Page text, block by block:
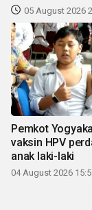
05 August 2026
Pemkot
vaksin HPV
anak laki-laki
04 August 2026